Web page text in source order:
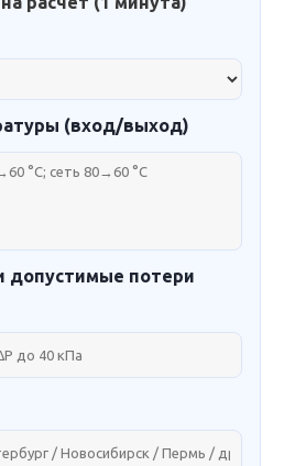
(вход/выход)
допустимые потери